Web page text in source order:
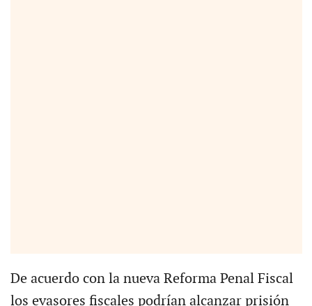
De acuerdo con la nueva Reforma Penal Fiscal
los evasores fiscales podrían alcanzar prisión